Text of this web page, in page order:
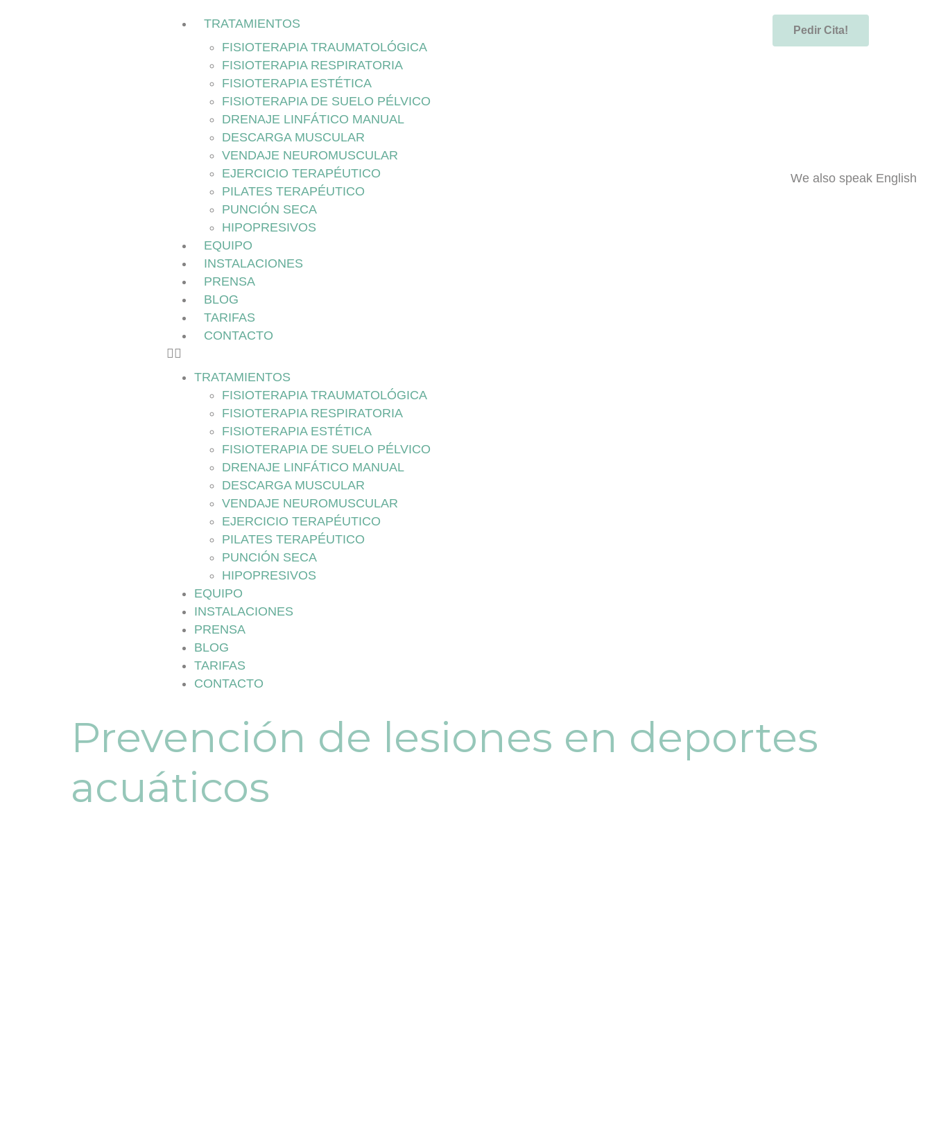
TRATAMIENTOS
FISIOTERAPIA TRAUMATOLÓGICA
FISIOTERAPIA RESPIRATORIA
FISIOTERAPIA ESTÉTICA
FISIOTERAPIA DE SUELO PÉLVICO
DRENAJE LINFÁTICO MANUAL
DESCARGA MUSCULAR
VENDAJE NEUROMUSCULAR
EJERCICIO TERAPÉUTICO
PILATES TERAPÉUTICO
PUNCIÓN SECA
HIPOPRESIVOS
EQUIPO
INSTALACIONES
PRENSA
BLOG
TARIFAS
CONTACTO
TRATAMIENTOS
FISIOTERAPIA TRAUMATOLÓGICA
FISIOTERAPIA RESPIRATORIA
FISIOTERAPIA ESTÉTICA
FISIOTERAPIA DE SUELO PÉLVICO
DRENAJE LINFÁTICO MANUAL
DESCARGA MUSCULAR
VENDAJE NEUROMUSCULAR
EJERCICIO TERAPÉUTICO
PILATES TERAPÉUTICO
PUNCIÓN SECA
HIPOPRESIVOS
EQUIPO
INSTALACIONES
PRENSA
BLOG
TARIFAS
CONTACTO
Pedir Cita!
We also speak English
Prevención de lesiones en deportes
acuáticos